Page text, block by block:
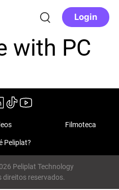
Login
with PC
Filmoteca
Peliplat?
Peliplat Technology
direitos reservados.